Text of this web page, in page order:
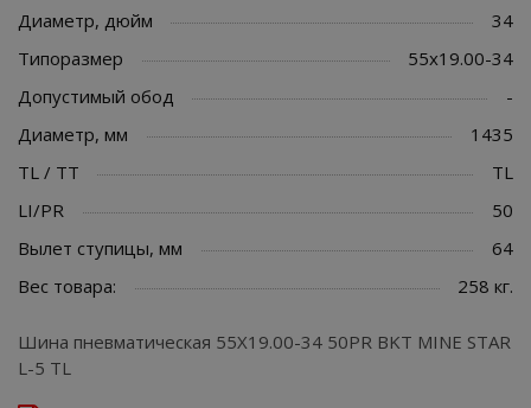
Диаметр, дюйм
34
Типоразмер
55x19.00-34
Допустимый обод
-
Диаметр, мм
1435
TL / TT
TL
LI/PR
50
Вылет ступицы, мм
64
Вес товара:
258 кг.
Шина пневматическая 55X19.00-34 50PR BKT MINE STAR
L-5 TL